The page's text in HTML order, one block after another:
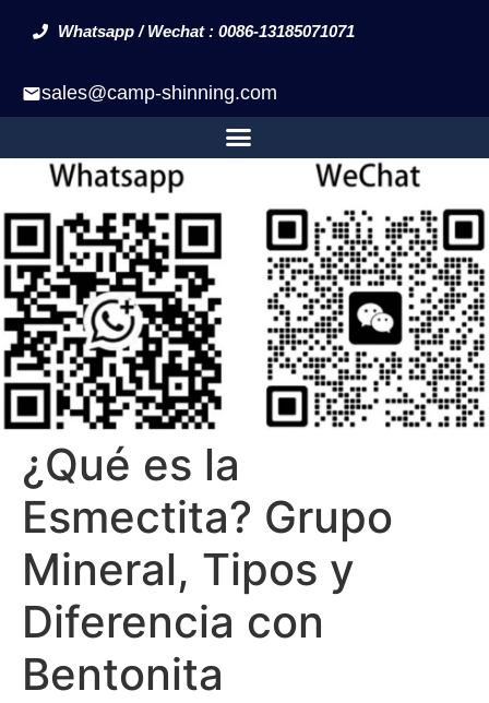
Whatsapp / Wechat : 0086-13185071071
sales@camp-shinning.com
¿Qué es la
Esmectita? Grupo
Mineral, Tipos y
Diferencia con
Bentonita